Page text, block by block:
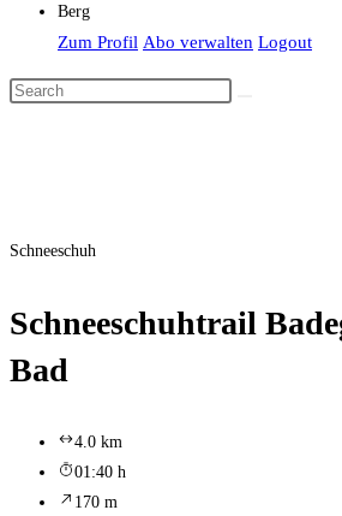
Berg
Zum Profil Abo verwalten Logout
Schneeschuh
Schneeschuhtrail
Bad
4.0 km
01:40 h
170 m